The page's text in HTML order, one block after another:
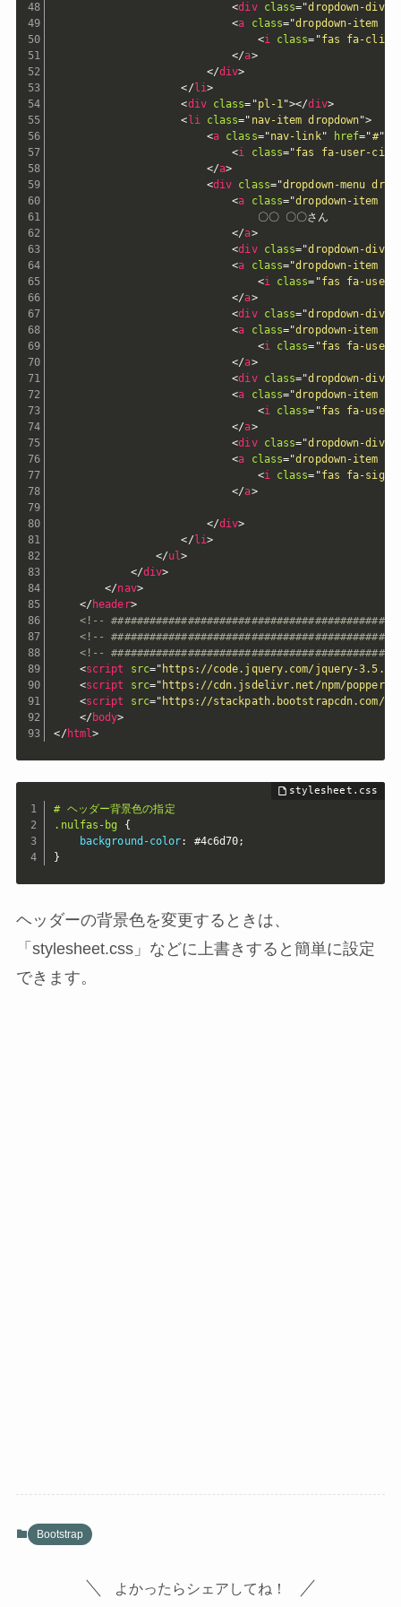
<div class="dropdown-
<a class="dropdown-item
<i class= "fas fa-
</a>
</div>
</ li>
<div class= "pl-1"></div>
< li class=" nav-item dropdown">
<a class="nav-link" href="#"
<i class="fas fa-user-
</a>
<div class="dropdown-menu
<a class="dropdown-item
                                〇〇 〇〇さん
</a>
<div class="dropdown-
<a class="dropdown-item
<i class= "fas fa-user-
</a>
<div class="dropdown-
<a class="dropdown-item
<i class= "fas fa-user-
</a>
<div class="dropdown-
<a class="dropdown-item
<i class= "fas fa-user-
</a>
<div class="dropdown-
<a class="dropdown-item
<i class= "fas fa-
</a>
</div>
</ li>
</ul>
</div>
</nav>
</ header>
<!--
<!--
<!--
<script src=" https://code.jquery.com/jquery-
<script src=" https://cdn.jsdelivr.net/npm/
<script src=" https://stackpath.bootstrapcdn.com/
</ body>
</ html>
# ヘッダー背景色の指定
.nulfas-bg
{
background-color: #4c6d70;
}
ヘッダーの背景色を変更するときは、
「stylesheet.css」などに上書きすると簡単に設定
できます。
Bootstrap
よかったらシェアしてね！